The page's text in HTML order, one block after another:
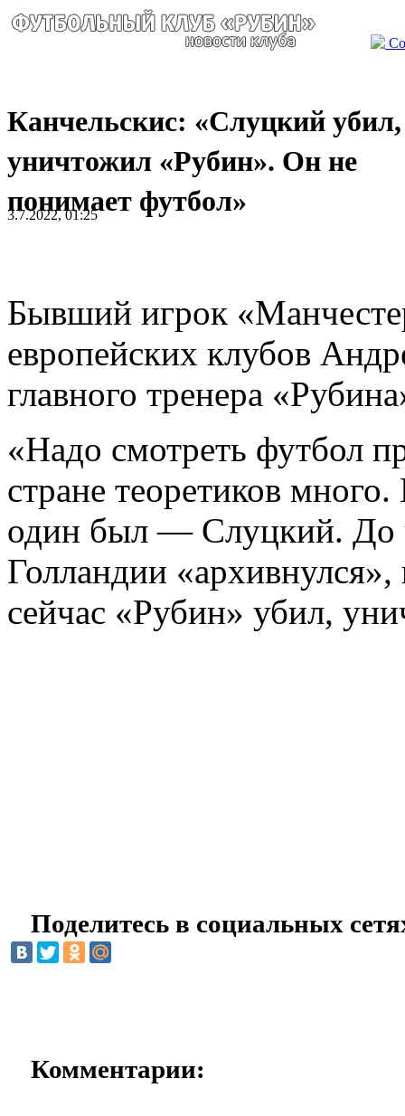
Канчельскис: «Слуцкий убил,
уничтожил «Рубин». Он не
понимает футбол»
3.7.2022, 01:25
Бывший игрок
европейских клубов
главного тренера
«Надо смотреть футбол
стране теоретиков
один был — Слуцкий. До
Голландии
сейчас «Рубин» убил,
Поделитесь в социальных
Комментарии: